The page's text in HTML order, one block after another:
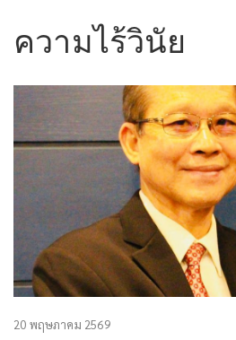
ความไร้วินัย
20 พฤษภาคม 2569